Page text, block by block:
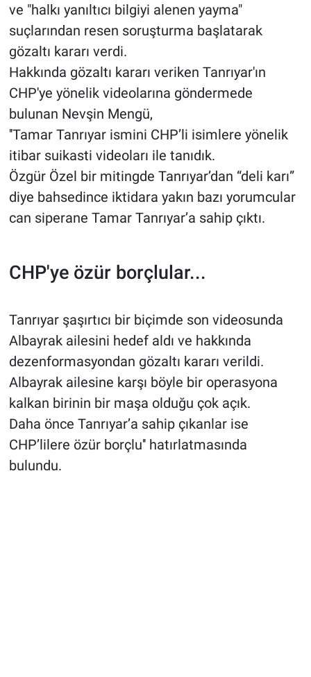
ve "halkı yanıltıcı bilgiyi alenen yayma"
suçlarından resen soruşturma başlatarak
gözaltı kararı verdi.
Hakkında gözaltı kararı veriken Tanrıyar'ın
CHP'ye yönelik videolarına göndermede
bulunan Nevşin Mengü,
''Tamar Tanrıyar ismini CHP’li isimlere yönelik
itibar suikasti videoları ile tanıdık.
Özgür Özel bir mitingde Tanrıyar’dan “deli karı”
diye bahsedince iktidara yakın bazı yorumcular
can siperane Tamar Tanrıyar’a sahip çıktı.
CHP'ye özür borçlular...
Tanrıyar şaşırtıcı bir biçimde son videosunda
Albayrak ailesini hedef aldı ve hakkında
dezenformasyondan gözaltı kararı verildi.
Albayrak ailesine karşı böyle bir operasyona
kalkan birinin bir maşa olduğu çok açık.
Daha önce Tanrıyar’a sahip çıkanlar ise
CHP’lilere özür borçlu'' hatırlatmasında
bulundu.